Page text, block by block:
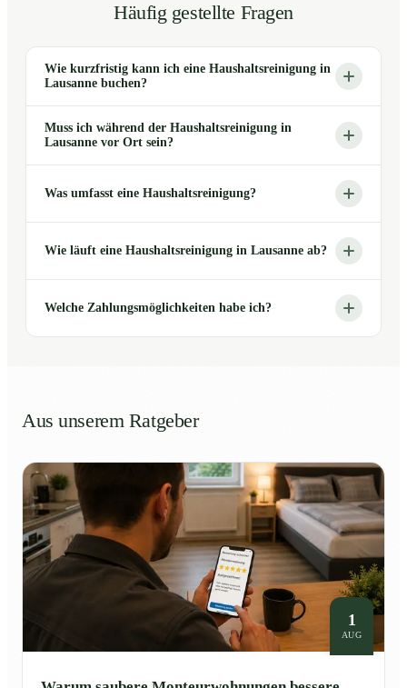
Häufig gestellte Fragen
Wie kurzfristig kann ich eine Haushaltsreinigung in
Lausanne buchen?
Muss ich während der Haushaltsreinigung in
Lausanne vor Ort sein?
Was umfasst eine Haushaltsreinigung?
Wie läuft eine Haushaltsreinigung in Lausanne ab?
Welche Zahlungsmöglichkeiten habe ich?
Aus unserem Ratgeber
1
AUG